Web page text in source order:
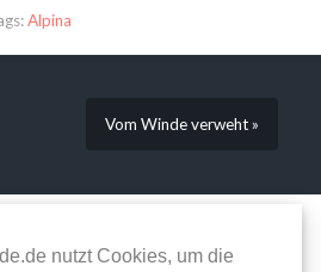
Alpina
Vom Winde verweht »
sind geschlossen.
nutzt Cookies, um die